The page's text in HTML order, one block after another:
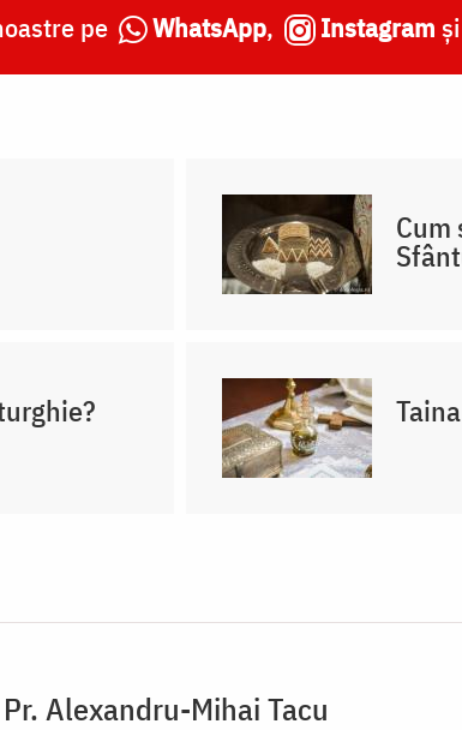
pe WhatsApp, Instagram și
Cum
Pr. Alexandru-Mihai Tacu